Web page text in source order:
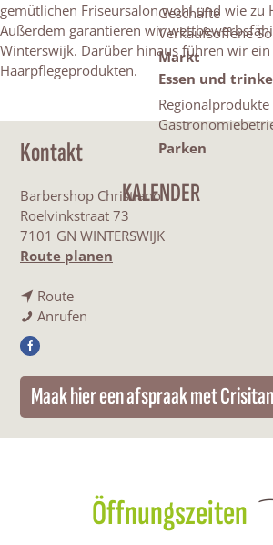
Geschäfte
Verkaufsoffene
Markt
Essen und
Regionalprodukte
Parken
KALENDER
gemütlichen Friseursalon wohl und wie zu
Außerdem garantieren wir
Winterswijk. Darüber hinaus führen wir
Haarpflegeprodukten.
Kontakt
Barbershop Christiano
Roelvinkstraat 73
7101 GN WINTERSWIJK
Route planen
b
e
r
s
p
C
Routeb
i
a
r
b
e
Anrufen
b
e
r
s
C
F
a
c
e
b
Maak hier een afspraak met
Öffnungszeiten